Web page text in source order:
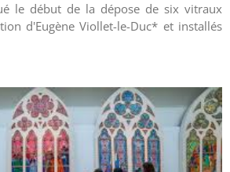
le début de la dépose de six vitraux
d'Eugène Viollet-le-Duc* et installés